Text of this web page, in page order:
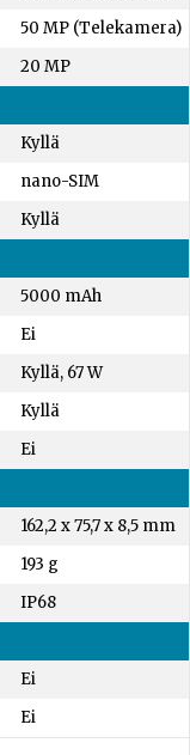
50 MP (Telekamera)
20 MP
Kyllä
nano-SIM
Kyllä
5000 mAh
Ei
Kyllä, 67 W
Kyllä
Ei
162,2 x 75,7 x 8,5 mm
193 g
IP68
Ei
Ei